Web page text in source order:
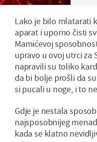
Lako je bilo mlatarati
aparat i uporno čisti
Mamićevoj
upravo u ovoj utrci za
napravili su toliko
da bi bolje prošli da
si pucali u noge, i to
Gdje je nestala
najsposobnijeg
kada se klatno